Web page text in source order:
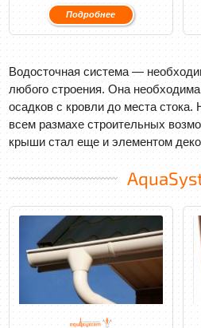
Подробнее
Водосточная система —
любого строения. Она
осадков с кровли до места
всем размахе строительных
крыши стал еще и элементом